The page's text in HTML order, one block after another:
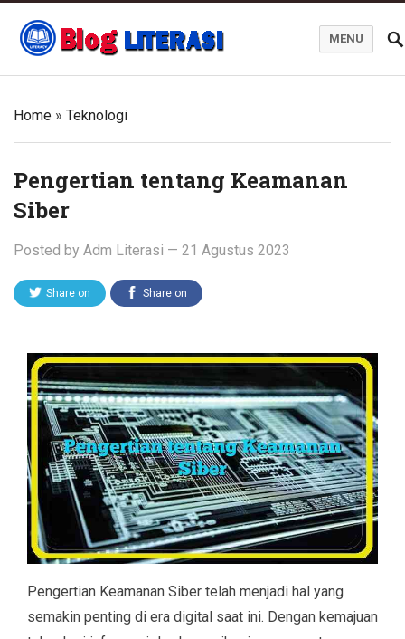
MENU
Home » Teknologi
Pengertian tentang Keamanan
Siber
Posted by Adm Literasi — 21 Agustus 2023
Share on Share on
Pengertian Keamanan Siber telah menjadi hal yang
semakin penting di era digital saat ini. Dengan kemajuan